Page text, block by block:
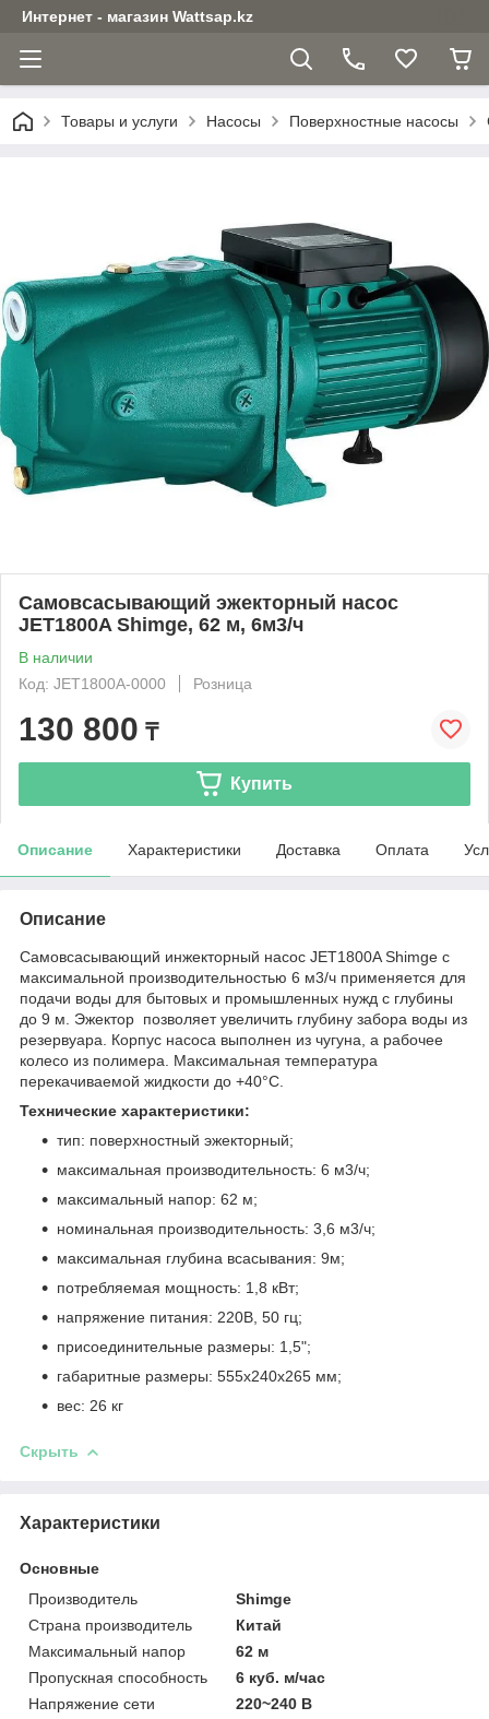
Интернет - магазин Wattsap.kz
Товары и услуги Насосы Поверхностные насосы
Самовсасывающий эжекторный насос
JET1800A Shimge, 62 м, 6м3/ч
В наличии
Код: JET1800A-0000
Розница
130 800 ₸
Купить
Описание Характеристики Доставка Оплата
Описание
Самовсасывающий инжекторный насос JET1800A Shimge с
максимальной производительностью 6 м3/ч применяется для
подачи воды для бытовых и промышленных нужд с глубины
до 9 м. Эжектор позволяет увеличить глубину забора воды из
резервуара. Корпус насоса выполнен из чугуна, а рабочее
колесо из полимера. Максимальная температура
перекачиваемой жидкости до +40°С.
Технические характеристики:
тип: поверхностный эжекторный;
максимальная производительность: 6 м3/ч;
максимальный напор: 62 м;
номинальная производительность: 3,6 м3/ч;
максимальная глубина всасывания: 9м;
потребляемая мощность: 1,8 кВт;
напряжение питания: 220В, 50 гц;
присоединительные размеры: 1,5";
габаритные размеры: 555x240x265 мм;
вес: 26 кг
Скрыть
Характеристики
Основные
Производитель
Shimge
Страна производитель
Китай
Максимальный напор
62 м
Пропускная способность
6 куб. м/час
Напряжение сети
220~240 В